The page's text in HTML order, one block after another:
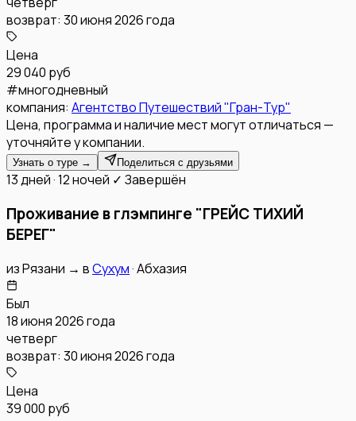
возврат: 30 июня 2026 года
Цена
29 040 руб
#многодневный
компания: Агентство Путешествий "Гран-Тур"
Цена, программа и наличие мест могут отличаться —
уточняйте у компании.
Узнать о туре → Поделиться с друзьями
13 дней · 12 ночей ✓ Завершён
Проживание в глэмпинге "ГРЕЙС ТИХИЙ
БЕРЕГ"
изРязани → вСухум·Абхазия
Был
18 июня 2026 года
четверг
возврат: 30 июня 2026 года
Цена
39 000 руб